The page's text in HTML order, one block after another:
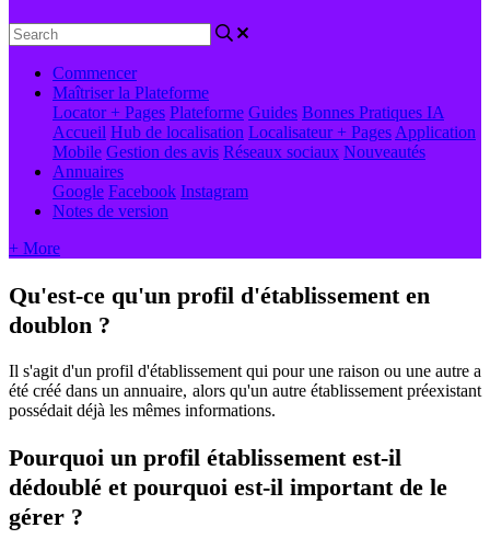
Commencer
Maîtriser la Plateforme
Locator + Pages Plateforme Guides Bonnes Pratiques IA
Accueil Hub de localisation Localisateur + Pages Application
Mobile Gestion des avis Réseaux sociaux Nouveautés
Annuaires
Google Facebook Instagram
Notes de version
+ More
Qu'est-ce qu'un profil d'établissement en
doublon ?
Il s'agit d'un profil d'établissement qui pour une raison ou une autre a
été créé dans un annuaire, alors qu'un autre établissement préexistant
possédait déjà les mêmes informations.
Pourquoi un profil établissement est-il
dédoublé et pourquoi est-il important de le
gérer ?